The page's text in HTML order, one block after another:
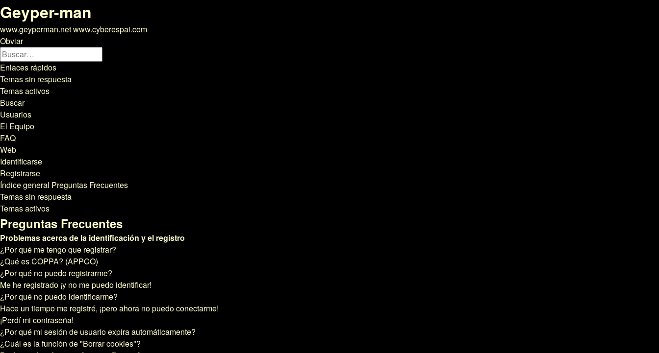
Geyper-man
www.geyperman.net www.cyberespai.com
Obviar
Enlaces rápidos
Temas sin respuesta
Temas activos
Buscar
Usuarios
El Equipo
FAQ
Web
Identificarse
Registrarse
Índice general Preguntas Frecuentes
Buscar
Temas sin respuesta
Temas activos
Preguntas Frecuentes
Problemas acerca de la identificación y el registro
¿Por qué me tengo que registrar?
¿Qué es COPPA? (APPCO)
¿Por qué no puedo registrarme?
Me he registrado ¡y no me puedo identificar!
¿Por qué no puedo identificarme?
Hace un tiempo me registré, ¡pero ahora no puedo conectarme!
¡Perdí mi contraseña!
¿Por qué mi sesión de usuario expira automáticamente?
¿Cuál es la función de "Borrar cookies"?